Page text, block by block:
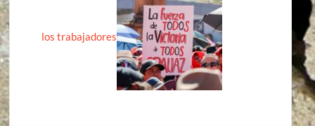
los trabajadores